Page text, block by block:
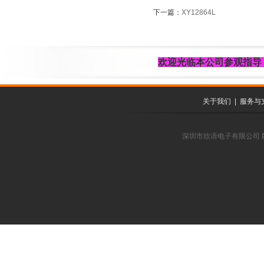
下一篇： XY12864L
欢迎光临本公司参观指
关于我们 服务与
深圳市欣语电子有限公司